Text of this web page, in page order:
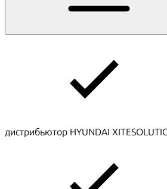
дистрибьютор HYUNDAI